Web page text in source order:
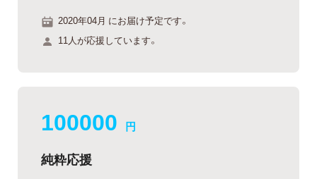
2020年04月 にお届け予定です。
11人が応援しています。
100000 円
純粋応援